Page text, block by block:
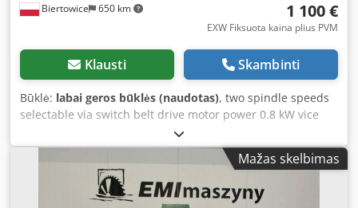
Biertowice 650 km 1 100 €
EXW Fiksuota kaina plius PVM
Klausti Skambinti
Būklė: labai geros būklės (naudotas), two spindle speeds
selectable via switch belt drive motor power 0.8 kW vice
included Dcsdpfsyxl Nzex Alwok 380V power supply
Mažas skelbimas